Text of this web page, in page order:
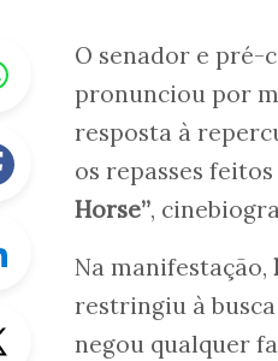
Whastapp
Facebook
Twitter
O senador e pré-
pronunciou por
resposta à
os repasses
Horse”,
Na manifestação,
restringiu à
negou qualquer